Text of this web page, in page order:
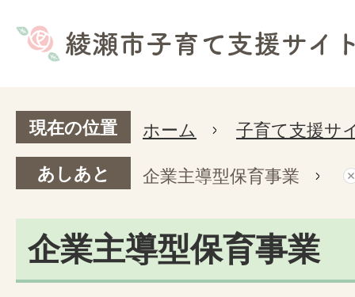
現在の位置 ホーム 子育て支援サ
あしあと 企業主導型保育事業
企業主導型保育事業